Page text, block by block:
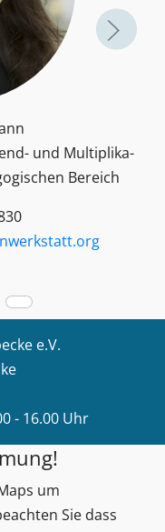
und Multiplika­
Bereich
e.V.
- 16.00 Uhr
um
Sie dass